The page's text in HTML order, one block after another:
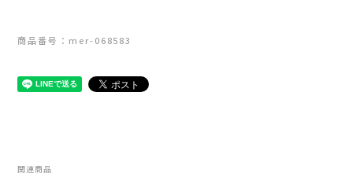
メンズ
商品番号：mer-068583
関連商品